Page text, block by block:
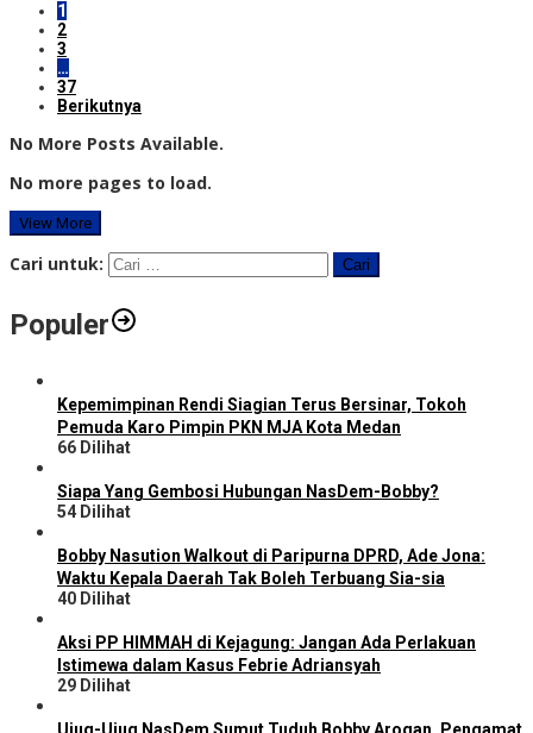
1
2
3
…
37
Berikutnya
No More Posts Available.
No more pages to load.
View More
Cari untuk:
Populer
Kepemimpinan Rendi Siagian Terus Bersinar, Tokoh
Pemuda Karo Pimpin PKN MJA Kota Medan
66 Dilihat
Siapa Yang Gembosi Hubungan NasDem-Bobby?
54 Dilihat
Bobby Nasution Walkout di Paripurna DPRD, Ade Jona:
Waktu Kepala Daerah Tak Boleh Terbuang Sia-sia
40 Dilihat
Aksi PP HIMMAH di Kejagung: Jangan Ada Perlakuan
Istimewa dalam Kasus Febrie Adriansyah
29 Dilihat